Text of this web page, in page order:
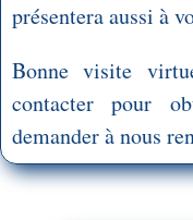
présentera aussi à
Bonne visite
contacter pour
demander à nous